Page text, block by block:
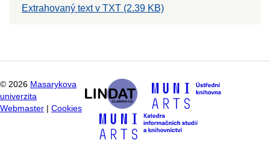
Extrahovaný text v TXT (2.39 KB)
© 2026 Masarykova
univerzita
Webmaster
Cookies